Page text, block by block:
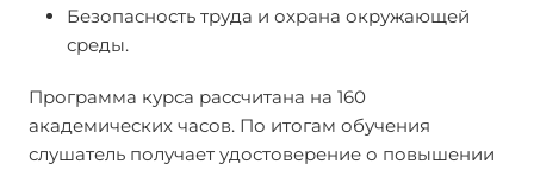
Безопасность труда и охрана окружающей
среды.
Программа курса рассчитана на 160
академических часов. По итогам обучения
слушатель получает удостоверение о повышении